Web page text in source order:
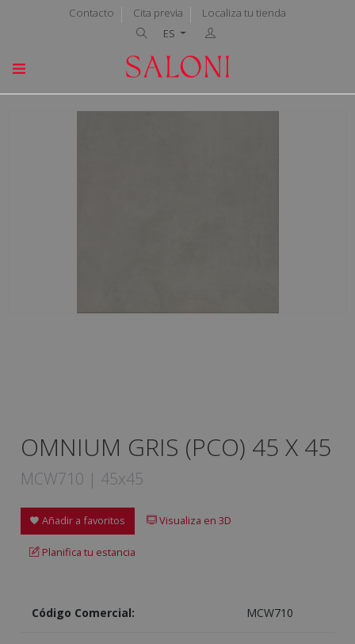
Contacto Cita previa
Localiza tu tienda
ES
OMNIUM GRIS (PCO) 45 X 45
MCW710 | 45x45
Añadir a favoritos Visualiza en 3D
Planifica tu estancia
Código Comercial: MCW710